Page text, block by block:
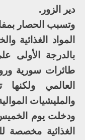
دير الزور.
وتسبب الحصار
المواد الغذائية
بالدرجة الأولى
طائرات سورية
العالمي
والمليشيات
ودخلت يوم
الغذائية مخصصة